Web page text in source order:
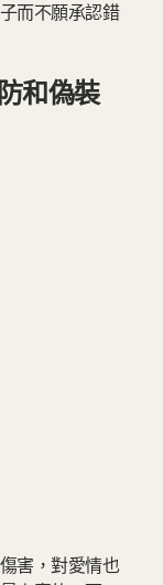
而不願承認錯
和偽裝
害，對愛情也